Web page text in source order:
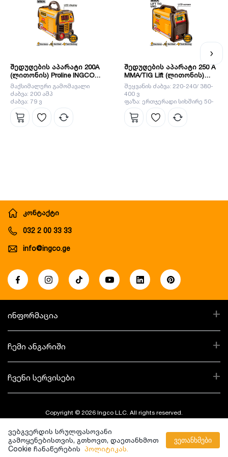
შედუღების აპარატი 200A
(ლითონის) Proline INGCO
(ING-MMA20069)
მაქსიმალური გამომავალი
ძაბვა: 200 ამპ
ძაბვა: 79 ვ
შედუღების აპარატი 250 A
MMA/TIG Lift (ლითონის)
(ING-MMA25079) Proline
INGCO
შეყვანის ძაბვა: 220-240/ 380-
400 ვ
ფაზა: ერთჯერადი სიხშირე 50-
60 ჰერცი
კონტაქტი
032 2 00 33 33
info@ingco.ge
+
ინფორმაცია
+
ჩემი ანგარიში
+
ჩვენი სერვისები
Copyright © 2026 Ingco LLC. All rights reserved.
Created By:
ვებგვერდის სრულფასოვანი
გამოყენებისთვის, გთხოვთ, დაეთანხმოთ
Cookie ჩანაწერების პოლიტიკას.
ვეთანხმები